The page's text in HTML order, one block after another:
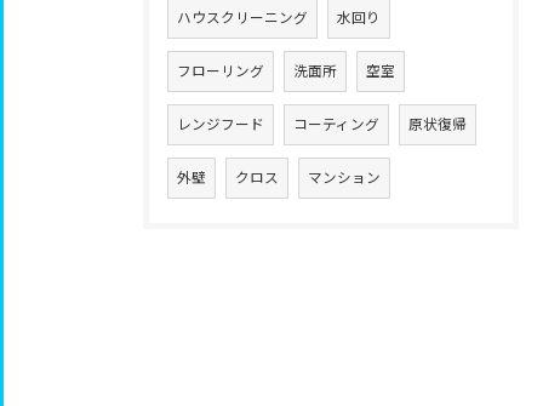
ハウスクリーニング 水回り
フローリング 洗面所 空室
レンジフード コーティング 原状復帰
外壁 クロス マンション